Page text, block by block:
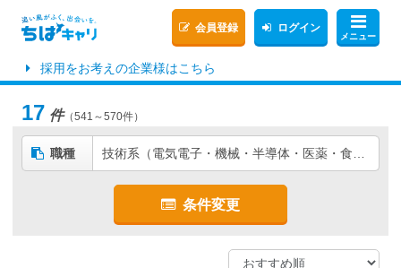
メニュー
会員登録 ログイン
採用をお考えの企業様はこちら
17 件（541～570件）
職種
条件変更